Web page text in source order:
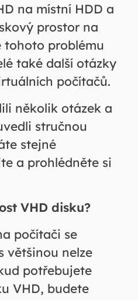
na místní HDD a
prostor na
tohoto problému
také další otázky
počítačů.
několik otázek a
stručnou
stejné
a prohlédněte si
VHD disku?
počítači se
většinou nelze
potřebujete
VHD, budete